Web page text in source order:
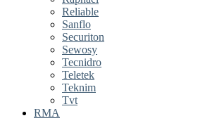
Reliable
Sanflo
Securiton
Sewosy
Tecnidro
Teletek
Teknim
Tvt
RMA